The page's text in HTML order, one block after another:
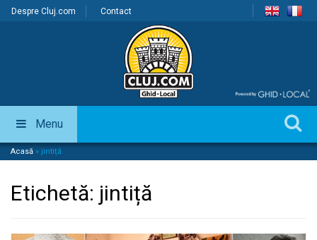
Despre Cluj.com Contact
Menu
Acasă » jintiță
Etichetă: jintiță